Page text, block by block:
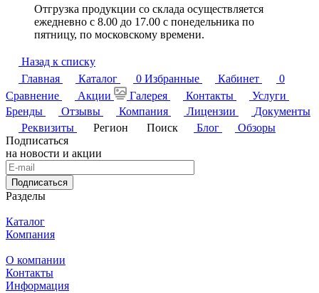
Отгрузка продукции со склада осуществляется
ежедневно с 8.00 до 17.00 с понедельника по
пятницу, по московскому времени.
Назад к списку
Главная
Каталог 0 Избранные Кабинет
0
Сравнение
Акции Галерея Контакты
Услуги
Бренды
Отзывы Компания Лицензии
Документы
Реквизиты
Регион Поиск Блог
Обзоры
Подписаться
на новости и акции
Подписаться
Разделы
Каталог
Компания
О компании
Контакты
Информация